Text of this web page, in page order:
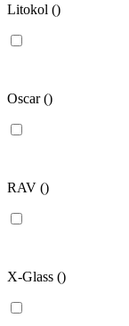
Litokol ()
Oscar()
RAV ()
X-Glass ()